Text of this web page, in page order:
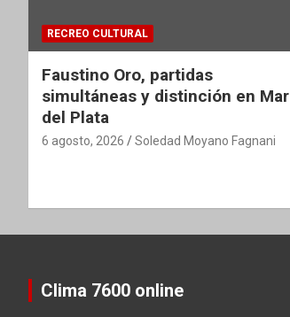
RECREO CULTURAL
Faustino Oro, partidas
simultáneas y distinción en Mar
del Plata
6 agosto, 2026 Soledad Moyano Fagnani
Clima 7600 online